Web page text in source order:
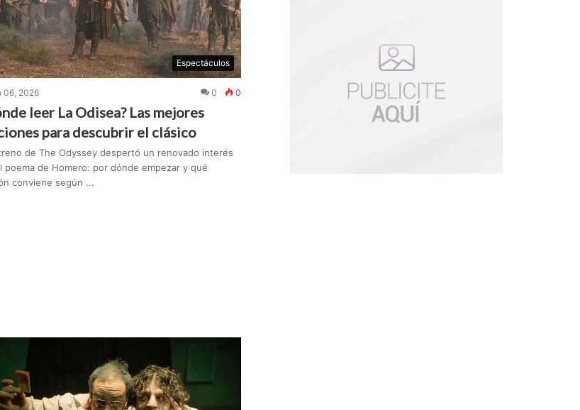
Espectáculos
06, 2026 0 0
leer La Odisea? Las mejores
para descubrir el clásico
de The Odyssey despertó un renovado interés
poema de Homero: por dónde empezar y qué
conviene según ...